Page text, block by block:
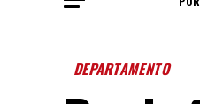
DEPARTAMENTO